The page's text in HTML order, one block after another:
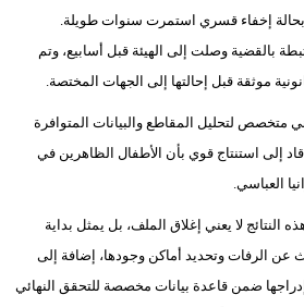
بحالة إخفاء قسري استمرت سنوات طويلة.
بالقضية وصلت إلى الهيئة قبل أسابيع، وتم
موثقة قبل إحالتها إلى الجهات المختصة.
متخصص لتحليل المقاطع والبيانات المتوافرة
قاد إلى استنتاج قوي بأن الأطفال الظاهرين في
العباسي.
النتائج لا يعني إغلاق الملف، بل يمثل بداية
عن الرفات وتحديد أماكن وجودها، إضافة إلى
ضمن قاعدة بيانات مخصصة للتحقق النهائي